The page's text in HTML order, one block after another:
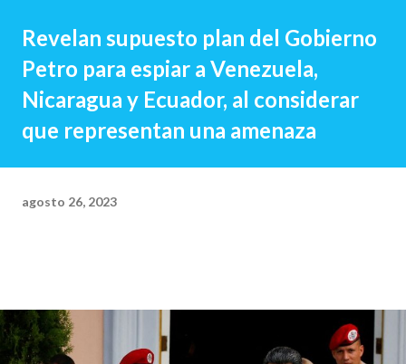
Revelan supuesto plan del Gobierno
Petro para espiar a Venezuela,
Nicaragua y Ecuador, al considerar
que representan una amenaza
agosto 26, 2023